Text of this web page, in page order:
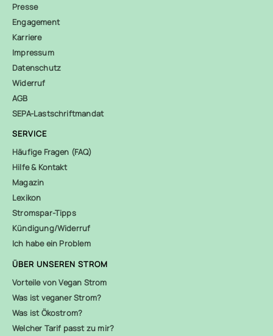
Presse
Engagement
Karriere
Impressum
Datenschutz
Widerruf
AGB
SEPA-Lastschriftmandat
SERVICE
Häufige Fragen (FAQ)
Hilfe & Kontakt
Magazin
Lexikon
Stromspar-Tipps
Kündigung/Widerruf
Ich habe ein Problem
ÜBER UNSEREN STROM
Vorteile von Vegan Strom
Was ist veganer Strom?
Was ist Ökostrom?
Welcher Tarif passt zu mir?